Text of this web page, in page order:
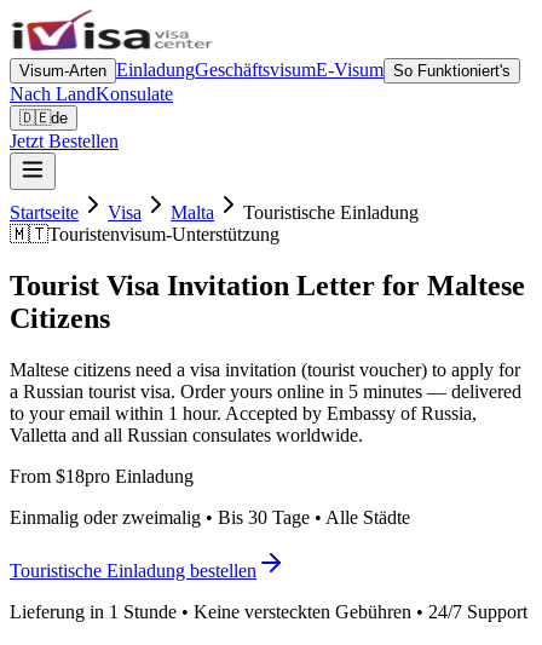
Visum-Arten EinladungGeschäftsvisumE-Visum So Funktioniert's
Nach LandKonsulate
🇩🇪de
Jetzt Bestellen
Startseite Visa Malta
Touristische Einladung
🇲🇹Touristenvisum-Unterstützung
Tourist Visa Invitation Letter for Maltese
Citizens
Maltese citizens need a visa invitation (tourist voucher) to apply for
a Russian tourist visa. Order yours online in 5 minutes — delivered
to your email within 1 hour. Accepted by Embassy of Russia,
Valletta and all Russian consulates worldwide.
From $18pro Einladung
Einmalig oder zweimalig • Bis 30 Tage • Alle Städte
Touristische Einladung bestellen
Lieferung in 1 Stunde • Keine versteckten Gebühren • 24/7 Support